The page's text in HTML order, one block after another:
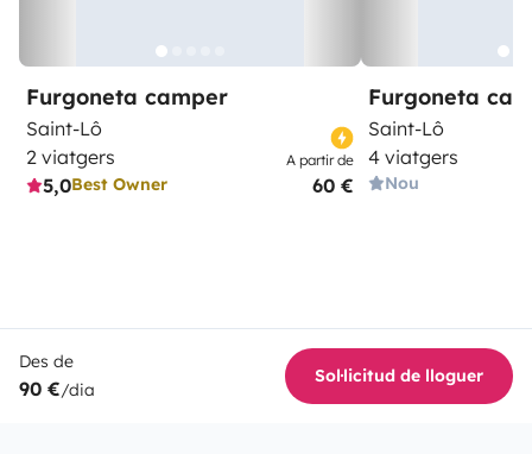
Furgoneta camper
Saint-Lô
2 viatgers
5,0Best Owner
A partir de
60 €
Furgoneta
Saint-Lô
4 viatgers
Nou
Des de
90 €/dia
Sol·licitud de lloguer